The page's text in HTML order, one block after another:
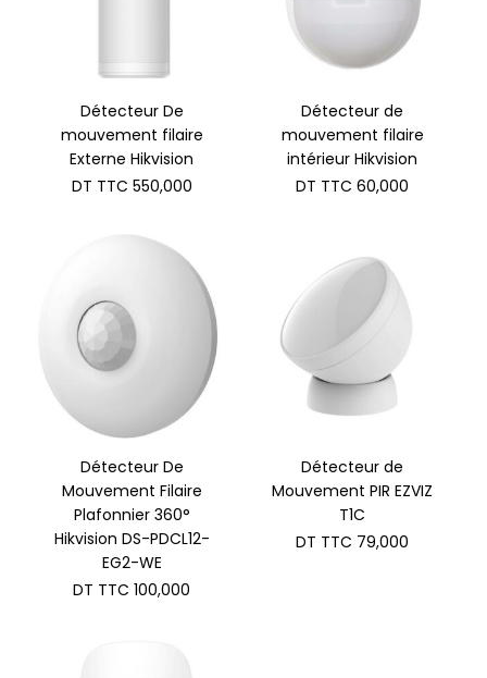
Détecteur De
mouvement filaire
Externe Hikvision
DT TTC 550,000
Détecteur de
mouvement filaire
intérieur Hikvision
DT TTC 60,000
Détecteur De
Mouvement Filaire
Plafonnier 360°
Hikvision DS-PDCL12-
EG2-WE
DT TTC 100,000
Détecteur de
Mouvement PIR EZVIZ
T1C
DT TTC 79,000